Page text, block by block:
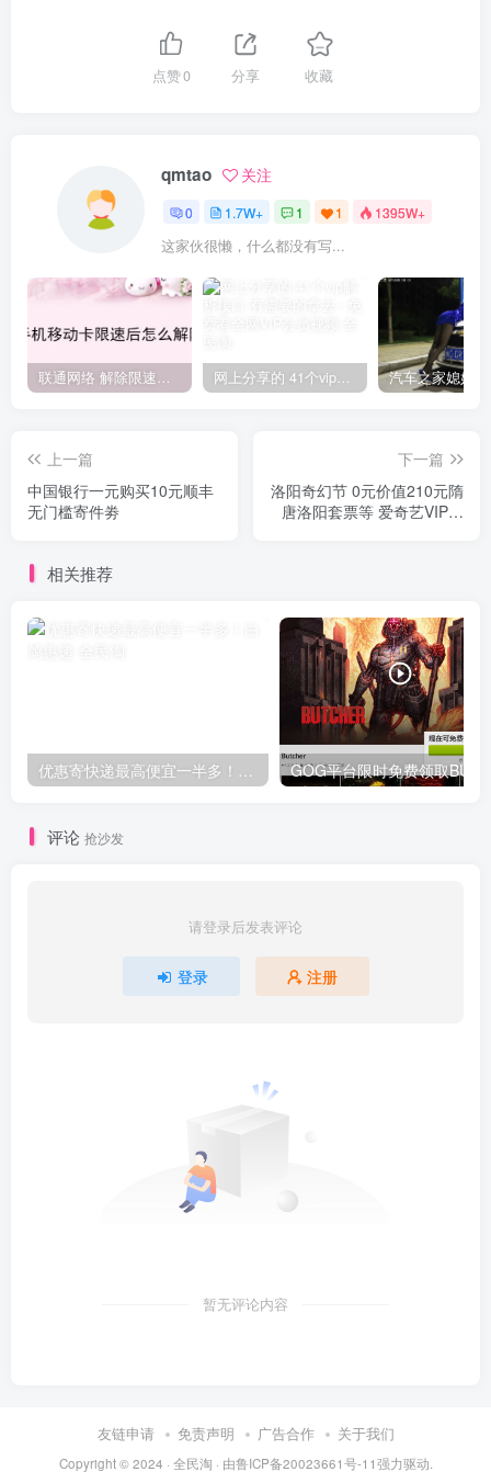
点赞0 分享 收藏
qmtao 关注
0 1.7W+ 1 1 1395W+
这家伙很懒，什么都没有写...
联通网络 解除限速方法参考！畅享、畅玩、老白干等及其它地区自测了 网上分享的 41个vip解析接口 有需要的拿去~ 免费看全网VIP会员视频
上一篇
中国银行一元购买10元顺丰
无门槛寄件劵
下一篇
洛阳奇幻节 0元价值210元隋
唐洛阳套票等 爱奇艺VIP即
相关推荐
优惠寄快递最高便宜一半多！白鸽惠递
评论 抢沙发
请登录后发表评论
登录 注册
暂无评论内容
友链申请 免责声明 广告合作 关于我们
Copyright © 2024 · 全民淘 · 由鲁ICP备20023661号-11强力驱动.